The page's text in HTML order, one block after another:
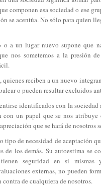
componen esa sociedad o ese
se acentúa. No sólo para quien
a un lugar nuevo supone que
nos sometemos a la presión
quienes reciben a un nuevo
o pueden resultar excluidos
identificados con la
con un papel que se nos
que se hará de nosotros
tipo de necesidad de aceptación
de los demás. Su autoestima
seguridad en sí mismas
externas, no pueden
de cualquiera de nosotros.